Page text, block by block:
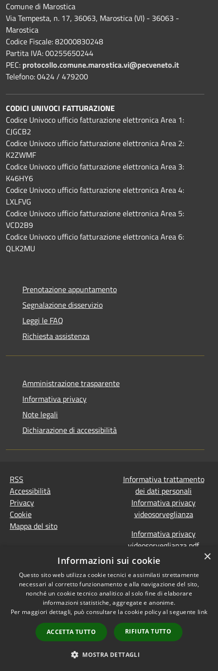
Comune di Marostica
Via Tempesta, n. 17, 36063, Marostica (VI) - 36063 -
Marostica
Codice Fiscale: 82000830248
Partita IVA: 00255650244
PEC: protocollo.comune.marostica.vi@pecveneto.it
Telefono: 0424 / 479200
CODICI UNIVOCI FATTURAZIONE
Codice Univoco ufficio fatturazione elettronica Area 1:
CJGCB2
Codice Univoco ufficio fatturazione elettronica Area 2:
K2ZWMF
Codice Univoco ufficio fatturazione elettronica Area 3:
K46HY6
Codice Univoco ufficio fatturazione elettronica Area 4:
LXLFVG
Codice Univoco ufficio fatturazione elettronica Area 5:
VCD2B9
Codice Univoco ufficio fatturazione elettronica Area 6:
QLK2MU
Prenotazione appuntamento
Segnalazione disservizio
Leggi le FAQ
Richiesta assistenza
Amministrazione trasparente
Informativa privacy
Note legali
Dichiarazione di accessibilità
RSS
Accessibilità
Privacy
Cookie
Mappa del sito
Informativa trattamento
dei dati personali
Informativa privacy
videosorveglianza
Informativa privacy
videosorveglianza pdf
Dichiarazione di
Obiettivi accessibilità
Prevenzione della
corruzione - Segnalazione
di illeciti(Whistleblowing)
Statistiche Web
×
Informazioni sui cookie
Questo sito web utilizza cookie tecnici e assimilati strettamente
necessari al corretto funzionamento e alla navigazione del sito,
nonché un cookie tecnico analitico al solo fine di elaborare
informazioni statistiche, aggregate e anonime.
Per maggiori dettagli, può consultare la cookie policy al seguente link
ACCETTA TUTTO RIFIUTA TUTTO
MOSTRA DETTAGLI